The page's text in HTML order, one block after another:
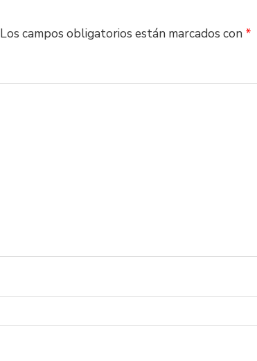
Los campos obligatorios están marcados con *